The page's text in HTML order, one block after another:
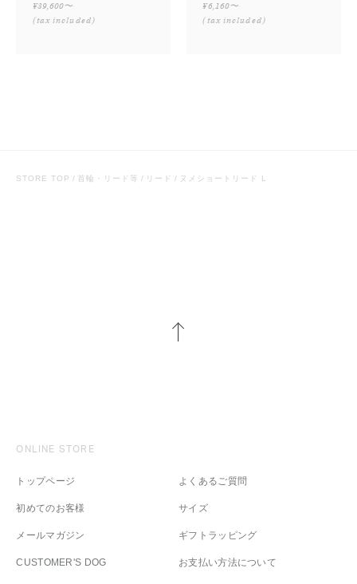
¥39,600〜
(tax included)
¥6,160〜
(tax included)
STORE TOP 首輪・リード等 リード ヌメショートリード L
ONLINE STORE
トップページ
初めてのお客様
メールマガジン
CUSTOMER'S DOG
よくあるご質問
サイズ
ギフトラッピング
お支払い方法について